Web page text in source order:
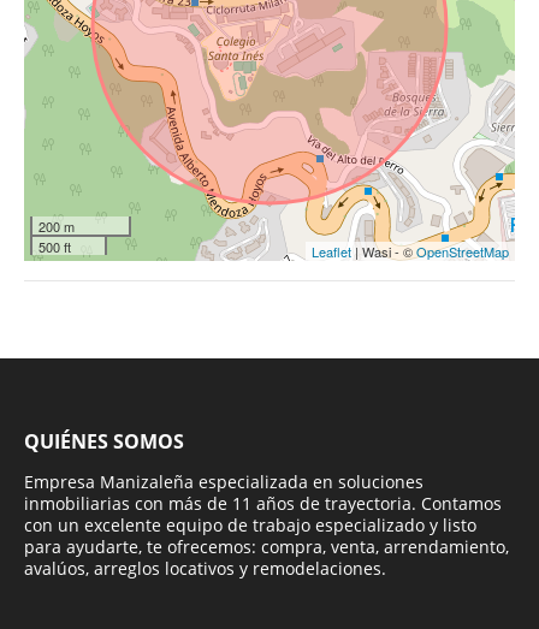
200 m
500 ft
Leaflet | Wasi - ©OpenStreetMap
QUIÉNES SOMOS
Empresa Manizaleña especializada en soluciones
inmobiliarias con más de 11 años de trayectoria. Contamos
con un excelente equipo de trabajo especializado y listo
para ayudarte, te ofrecemos: compra, venta, arrendamiento,
avalúos, arreglos locativos y remodelaciones.